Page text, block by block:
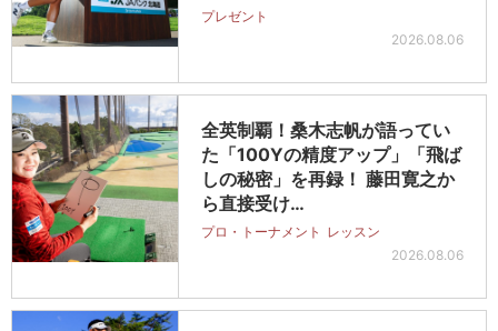
プレゼント
2026.08.06
全英制覇！桑木志帆が語ってい
た「100Yの精度アップ」「飛ば
しの秘密」を再録！ 藤田寛之か
ら直接受け…
プロ・トーナメント レッスン
2026.08.06